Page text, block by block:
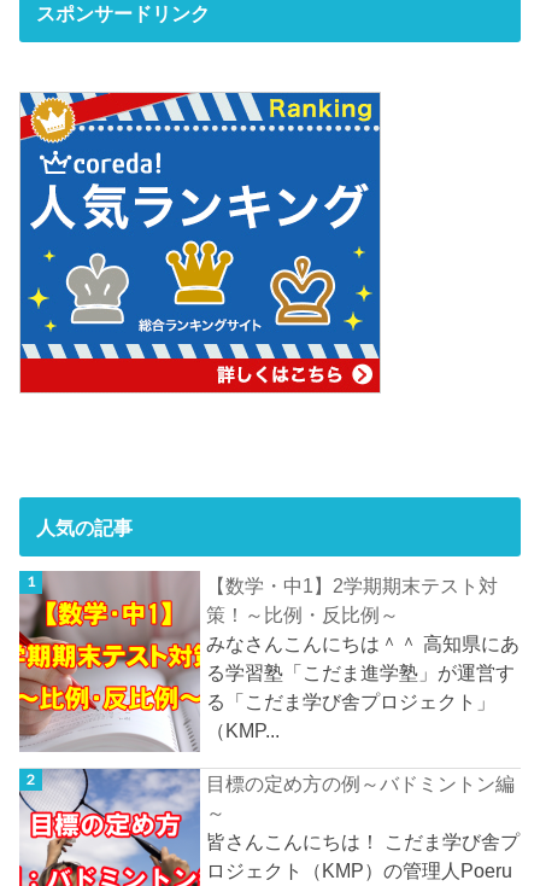
スポンサードリンク
人気の記事
【数学・中1】2学期期末テスト対
策！～比例・反比例～
みなさんこんにちは＾＾ 高知県にあ
る学習塾「こだま進学塾」が運営す
る「こだま学び舎プロジェクト」
（KMP...
目標の定め方の例～バドミントン編
～
皆さんこんにちは！ こだま学び舎プ
ロジェクト（KMP）の管理人Poeru